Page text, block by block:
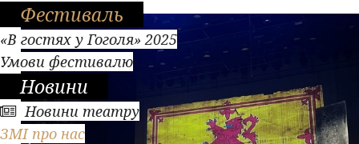
Фестиваль
«В гостях у Гоголя» 2025
Умови фестивалю
Новини
Новини театру
ЗМІ про нас